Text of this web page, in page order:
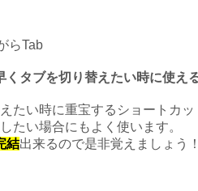
らTab
たい時に重宝するショートカ
たい場合にもよく使います。
結出来るので是非覚えましょう